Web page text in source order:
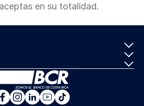
en su totalidad.
Ir a la página principal del Banco de
Banco de Costa Rica en
Banco de Costa Rica
Banco de Costa Rica
Banco de Costa
Banco de